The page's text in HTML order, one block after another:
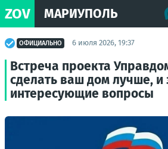
ZOV МАРИУПОЛЬ
ОФИЦИАЛЬНО 6 июля 2026, 19:37
Встреча проекта
сделать ваш дом лучше, и
интересующие вопросы